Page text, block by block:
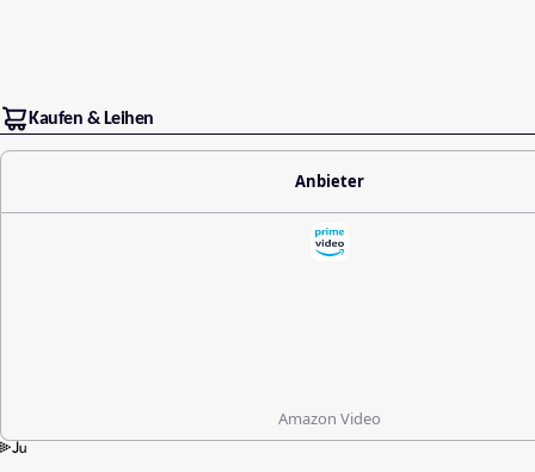
Kaufen & Leihen
Anbieter
Amazon Video